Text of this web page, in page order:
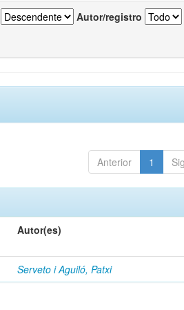
Autor/registro
Anterior 1
Autor(es)
Serveto i Aguiló, Patxi